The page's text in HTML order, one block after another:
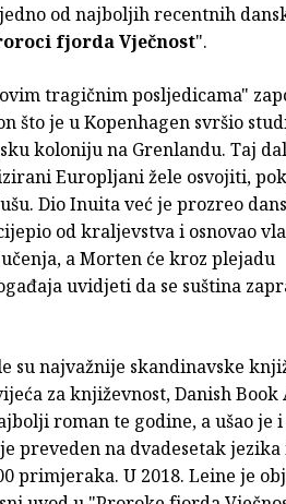
jedno od najboljih recentnih
fjorda Vječnost".
tragičnim posljedicama"
što je u Kopenhagen svršio
koloniju na Grenlandu. Taj
Europljani žele osvojiti,
Dio Inuita već je prozreo
od kraljevstva i osnovao
a Morten će kroz plejadu
uvidjeti da se suština
su najvažnije skandinavske
za književnost, Danish
roman te godine, a ušao je
preveden na dvadesetak jezika
primjeraka. U 2018. Leine je